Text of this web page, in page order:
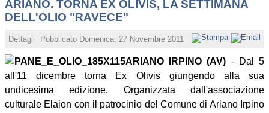
ARIANO. TORNA EX OLIVIS, LA SETTIMANA
DELL'OLIO "RAVECE"
Dettagli Pubblicato Domenica, 27 Novembre 2011 18:00 Scritto da
ARIANO IRPINO (AV) - Dal 5
all'11 dicembre torna Ex Olivis giungendo alla sua
undicesima edizione. Organizzata dall'associazione
culturale Elaion con il patrocinio del Comune di Ariano Irpino